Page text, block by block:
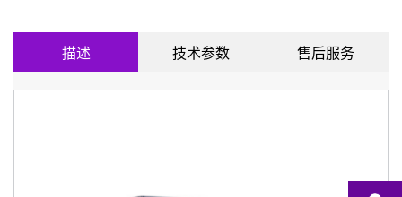
描述 技术参数 售后服务